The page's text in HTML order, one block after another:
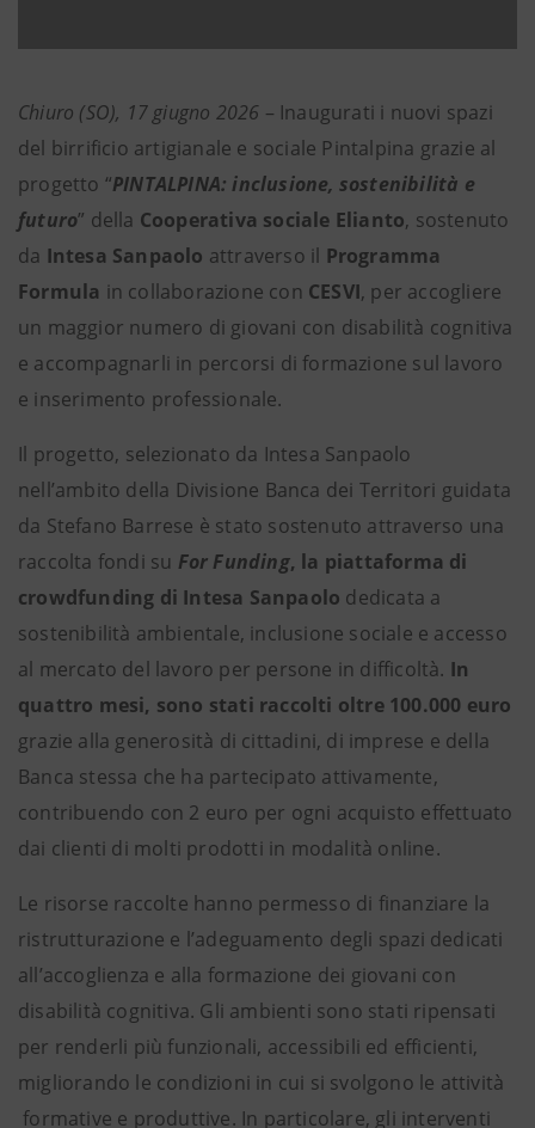
Chiuro (SO), 17 giugno 2026 – Inaugurati i nuovi spazi
del birrificio artigianale e sociale Pintalpina grazie al
progetto “PINTALPINA: inclusione, sostenibilità e
futuro” della Cooperativa sociale Elianto, sostenuto
da Intesa Sanpaolo attraverso il Programma
Formula in collaborazione con CESVI, per accogliere
un maggior numero di giovani con disabilità cognitiva
e accompagnarli in percorsi di formazione sul lavoro
e inserimento professionale.
Il progetto, selezionato da Intesa Sanpaolo
nell’ambito della Divisione Banca dei Territori guidata
da Stefano Barrese è stato sostenuto attraverso una
raccolta fondi su For Funding, la piattaforma di
crowdfunding di Intesa Sanpaolo dedicata a
sostenibilità ambientale, inclusione sociale e accesso
al mercato del lavoro per persone in difficoltà. In
quattro mesi, sono stati raccolti oltre 100.000 euro
grazie alla generosità di cittadini, di imprese e della
Banca stessa che ha partecipato attivamente,
contribuendo con 2 euro per ogni acquisto effettuato
dai clienti di molti prodotti in modalità online.
Le risorse raccolte hanno permesso di finanziare la
ristrutturazione e l’adeguamento degli spazi dedicati
all’accoglienza e alla formazione dei giovani con
disabilità cognitiva. Gli ambienti sono stati ripensati
per renderli più funzionali, accessibili ed efficienti,
migliorando le condizioni in cui si svolgono le attività
formative e produttive. In particolare, gli interventi